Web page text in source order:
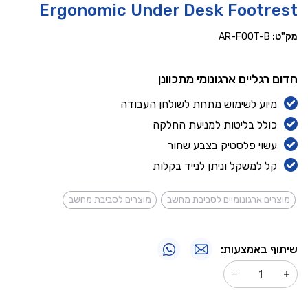
Ergonomic Under Desk Footrest
מק"ט: AR-FOOT-B
הדום רגליים ארגונומי מתכוונן
מיוע לשימוש מתחת לשולחן העבודה
כולל בליטות למניעת החלקה
עשוי פלסטיק בצבע שחור
קל למשקל וניתן לנייד בקלות
מוצרים ארגונומיים לסביבת מחשב מוצרים לסביבת מחשב
שיתוף באמצעות: